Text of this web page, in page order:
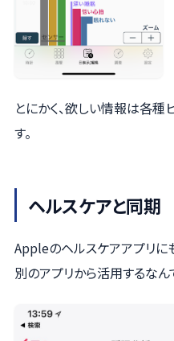
とにかく、欲しい情報は各
す。
ヘルスケアと同期
Appleのヘルスケアアプリに
別のアプリから活用するなん